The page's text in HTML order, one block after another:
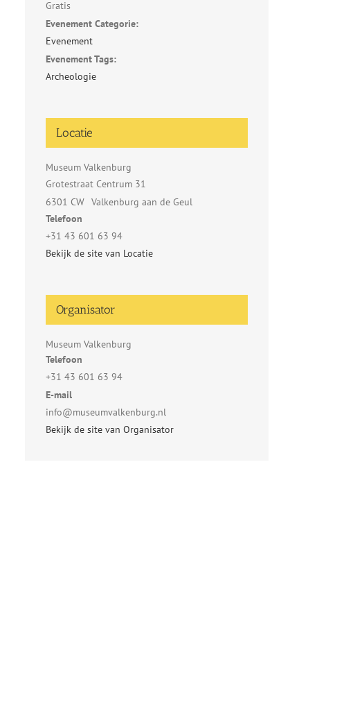
Gratis
Evenement Categorie:
Evenement
Evenement Tags:
Archeologie
Locatie
Museum Valkenburg
Grotestraat Centrum 31
6301 CW Valkenburg aan de Geul
Telefoon
+31 43 601 63 94
Bekijk de site van Locatie
Organisator
Museum Valkenburg
Telefoon
+31 43 601 63 94
E-mail
info@museumvalkenburg.nl
Bekijk de site van Organisator